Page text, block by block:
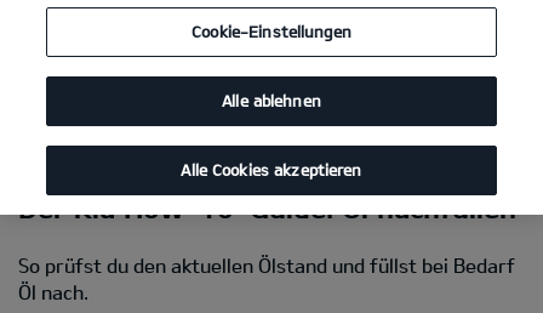
Lerne in unseren How-To-Videos, wie du bei deinem Kia Öl
kannst.
Der Kia How-To-Guide: Öl nachfüllen
So prüfst du den aktuellen Ölstand und füllst bei Bedarf
Öl nach.
Cookie-Einstellungen
Alle ablehnen
Alle Cookies akzeptieren